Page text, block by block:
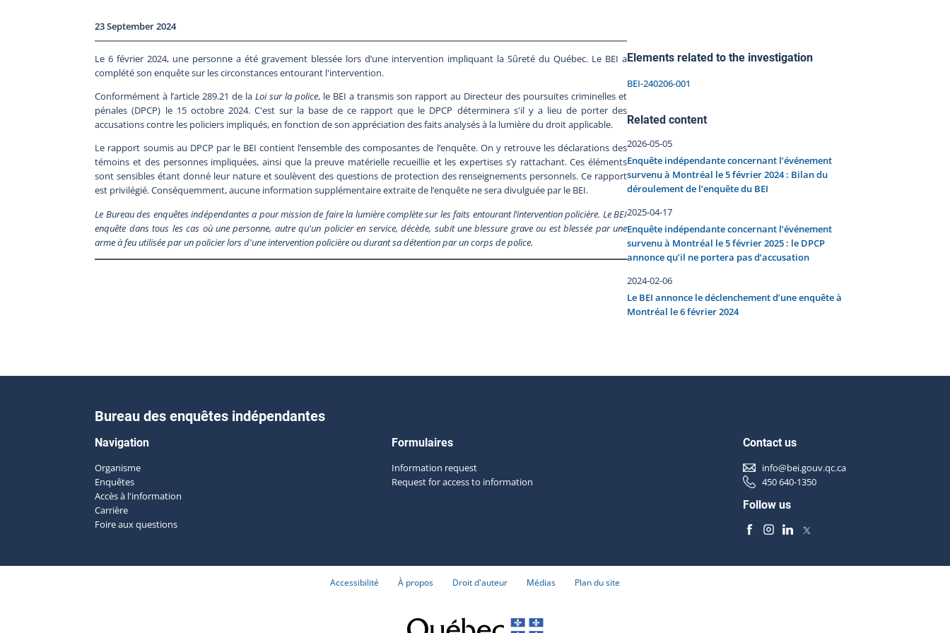
23 September 2024
Le 6 février 2024, une personne a été gravement blessée lors d’une intervention impliquant la Sûreté du Québec. Le BEI a
complété son enquête sur les circonstances entourant l'intervention.
Conformément à l’article 289.21 de laLoi sur la police, le BEI a transmis son rapport au Directeur des poursuites criminelles et
pénales (DPCP) le 15 octobre 2024. C'est sur la base de ce rapport que le DPCP déterminera s'il y a lieu de porter des
accusations contre les policiers impliqués, en fonction de son appréciation des faits analysés à la lumière du droit applicable.
Le rapport soumis au DPCP par le BEI contient l’ensemble des composantes de l’enquête. On y retrouve les déclarations des
témoins et des personnes impliquées, ainsi que la preuve matérielle recueillie et les expertises s’y rattachant. Ces éléments
sont sensibles étant donné leur nature et soulèvent des questions de protection des renseignements personnels. Ce rapport
est privilégié. Conséquemment, aucune information supplémentaire extraite de l’enquête ne sera divulguée par le BEI.
Le Bureau des enquêtes indépendantes a pour mission de faire la lumière complète sur les faits entourant l’intervention policière. Le BEI
enquête dans tous les cas où une personne, autre qu'un policier en service, décède, subit une blessure grave ou est blessée par une
arme à feu utilisée par un policier lors d'une intervention policière ou durant sa détention par un corps de police.
Elements related to the investigation
BEI-240206-001
Related content
2026-05-05
Enquête indépendante concernant l’événement
survenu à Montréal le 5 février 2024 : Bilan du
déroulement de l’enquête du BEI
2025-04-17
Enquête indépendante concernant l’événement
survenu à Montréal le 5 février 2025 : le DPCP
annonce qu’il ne portera pas d’accusation
2024-02-06
Le BEI annonce le déclenchement d’une enquête à
Montréal le 6 février 2024
Bureau des enquêtes indépendantes
Navigation
Organisme
Enquêtes
Accès à l'information
Carrière
Foire aux questions
Formulaires
Information request
Request for access to information
Contact us
info@bei.gouv.qc.ca
450 640-1350
Follow us
Accessibilité À propos Droit d'auteur Médias Plan du site